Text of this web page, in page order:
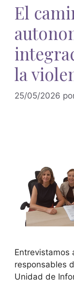
El
la
25/05/2026
Entrevistamos
responsables
Unidad de